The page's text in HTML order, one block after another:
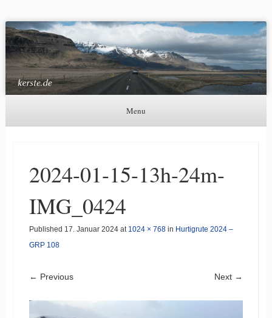
Kerste.de
Astronomie, Nordlichter und mehr
Menu
2024-01-15-13h-24m-
IMG_0424
Published 17. Januar 2024at 1024 × 768in Hurtigrute 2024 –
GRP 108
← Previous Next →